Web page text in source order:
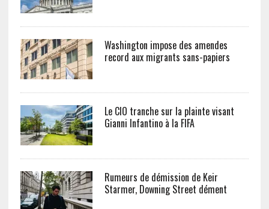
Washington impose des amendes
record aux migrants sans-papiers
Le CIO tranche sur la plainte visant
Gianni Infantino à la FIFA
Rumeurs de démission de Keir
Starmer, Downing Street dément